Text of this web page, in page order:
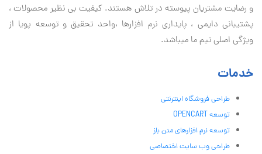
و رضایت مشتریان پیوسته در تلاش هستند. کیفیت بی نظير محصولات ،
پشتیبانی دايمی ، پایداری نرم افزارها ،واحد تحقیق و توسعه پویا از
ویژگی اصلی تیم ما میباشد.
خدمات
طراحی فروشگاه اینترنتی
توسعه OPENCART
توسعه نرم افزارهای متن باز
طراحی وب سایت اختصاصی